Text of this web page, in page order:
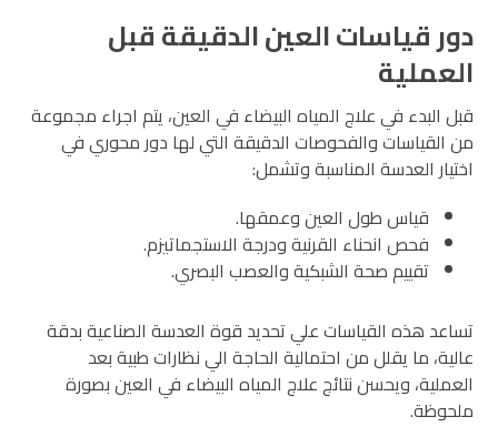
دور قياسات العين الدقيقة قبل
العملية
قبل البدء في علاج المياه البيضاء في العين، يتم اجراء مجموعة
من القياسات والفحوصات الدقيقة التي لها دور محوري في
اختيار العدسة المناسبة وتشمل:
قياس طول العين وعمقها.
فحص انحناء القرنية ودرجة الاستجماتيزم.
تقييم صحة الشبكية والعصب البصري.
تساعد هذه القياسات علي تحديد قوة العدسة الصناعية بدقة
عالية، ما يقلل من احتمالية الحاجة الي نظارات طبية بعد
العملية، ويحسن نتائج علاج المياه البيضاء في العين بصورة
ملحوظة.